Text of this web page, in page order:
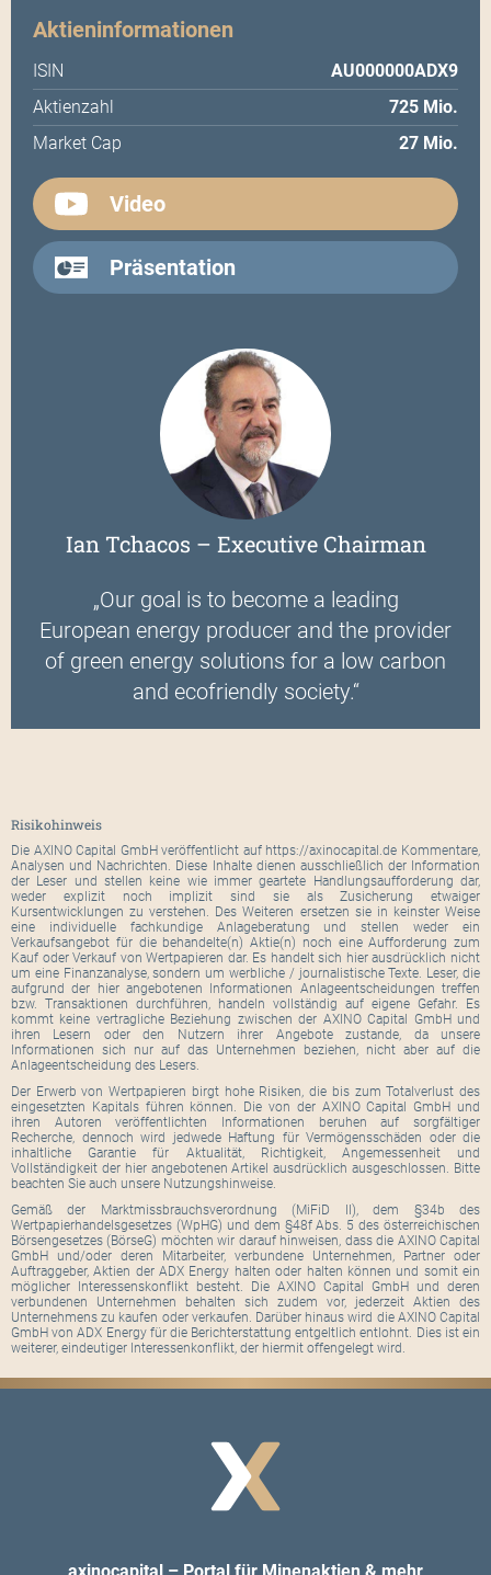
Aktieninformationen
ISIN
AU000000ADX9
Aktienzahl
725 Mio.
Market Cap
27 Mio.
Video
Präsentation
Ian Tchacos – Executive Chairman
„Our goal is to become a leading
European energy producer and the provider
of green energy solutions for a low carbon
and ecofriendly society.“
Risikohinweis
Die AXINO Capital GmbH veröffentlicht auf https://axinocapital.de Kommentare,
Analysen und Nachrichten. Diese Inhalte dienen ausschließlich der Information
der Leser und stellen keine wie immer geartete Handlungsaufforderung dar,
weder explizit noch implizit sind sie als Zusicherung etwaiger
Kursentwicklungen zu verstehen. Des Weiteren ersetzen sie in keinster Weise
eine individuelle fachkundige Anlageberatung und stellen weder ein
Verkaufsangebot für die behandelte(n) Aktie(n) noch eine Aufforderung zum
Kauf oder Verkauf von Wertpapieren dar. Es handelt sich hier ausdrücklich nicht
um eine Finanzanalyse, sondern um werbliche / journalistische Texte. Leser, die
aufgrund der hier angebotenen Informationen Anlageentscheidungen treffen
bzw. Transaktionen durchführen, handeln vollständig auf eigene Gefahr. Es
kommt keine vertragliche Beziehung zwischen der AXINO Capital GmbH und
ihren Lesern oder den Nutzern ihrer Angebote zustande, da unsere
Informationen sich nur auf das Unternehmen beziehen, nicht aber auf die
Anlageentscheidung des Lesers.
Der Erwerb von Wertpapieren birgt hohe Risiken, die bis zum Totalverlust des
eingesetzten Kapitals führen können. Die von der AXINO Capital GmbH und
ihren Autoren veröffentlichten Informationen beruhen auf sorgfältiger
Recherche, dennoch wird jedwede Haftung für Vermögensschäden oder die
inhaltliche Garantie für Aktualität, Richtigkeit, Angemessenheit und
Vollständigkeit der hier angebotenen Artikel ausdrücklich ausgeschlossen. Bitte
beachten Sie auch unsere Nutzungshinweise.
Gemäß der Marktmissbrauchsverordnung (MiFiD II), dem §34b des
Wertpapierhandelsgesetzes (WpHG) und dem §48f Abs. 5 des österreichischen
Börsengesetzes (BörseG) möchten wir darauf hinweisen, dass die AXINO Capital
GmbH und/oder deren Mitarbeiter, verbundene Unternehmen, Partner oder
Auftraggeber, Aktien der ADX Energy halten oder halten können und somit ein
möglicher Interessenskonflikt besteht. Die AXINO Capital GmbH und deren
verbundenen Unternehmen behalten sich zudem vor, jederzeit Aktien des
Unternehmens zu kaufen oder verkaufen. Darüber hinaus wird die AXINO Capital
GmbH von ADX Energy für die Berichterstattung entgeltlich entlohnt. Dies ist ein
weiterer, eindeutiger Interessenkonflikt, der hiermit offengelegt wird.
axinocapital – Portal für Minenaktien & mehr